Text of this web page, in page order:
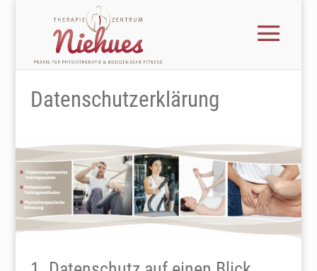
Datenschutzerklärung